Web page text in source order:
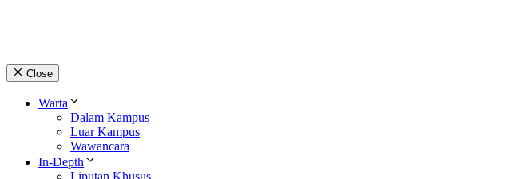
Close
Warta
Dalam Kampus
Luar Kampus
Wawancara
In-Depth